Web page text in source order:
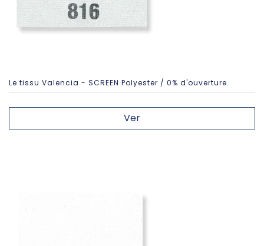
Le tissu Valencia - SCREEN Polyester / 0% d'ouverture.
Ver